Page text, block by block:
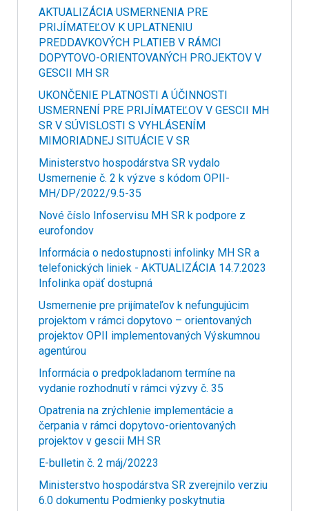
AKTUALIZÁCIA USMERNENIA PRE
PRIJÍMATEĽOV K UPLATNENIU
PREDDAVKOVÝCH PLATIEB V RÁMCI
DOPYTOVO-ORIENTOVANÝCH PROJEKTOV V
GESCII MH SR
UKONČENIE PLATNOSTI A ÚČINNOSTI
USMERNENÍ PRE PRIJÍMATEĽOV V GESCII MH
SR V SÚVISLOSTI S VYHLÁSENÍM
MIMORIADNEJ SITUÁCIE V SR
Ministerstvo hospodárstva SR vydalo
Usmernenie č. 2 k výzve s kódom OPII-
MH/DP/2022/9.5-35
Nové číslo Infoservisu MH SR k podpore z
eurofondov
Informácia o nedostupnosti infolinky MH SR a
telefonických liniek - AKTUALIZÁCIA 14.7.2023
Infolinka opäť dostupná
Usmernenie pre prijímateľov k nefungujúcim
projektom v rámci dopytovo – orientovaných
projektov OPII implementovaných Výskumnou
agentúrou
Informácia o predpokladanom termíne na
vydanie rozhodnutí v rámci výzvy č. 35
Opatrenia na zrýchlenie implementácie a
čerpania v rámci dopytovo-orientovaných
projektov v gescii MH SR
E-bulletin č. 2 máj/20223
Ministerstvo hospodárstva SR zverejnilo verziu
6.0 dokumentu Podmienky poskytnutia